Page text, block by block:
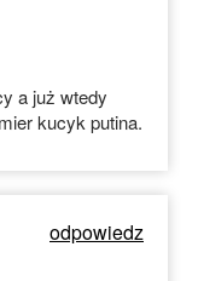
a już wtedy
kucyk putina.
odpowiedz